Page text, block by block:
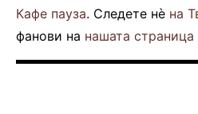
Кафе пауза. Следете нè на
фанови на нашата страница